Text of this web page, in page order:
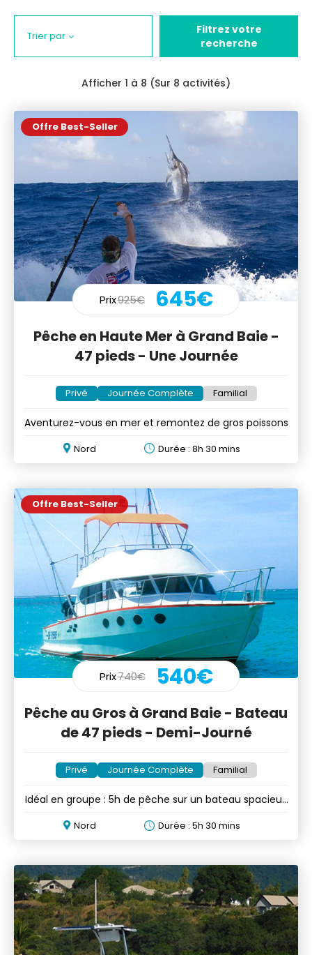
Trier par
Filtrez votre
recherche
Afficher 1 à 8 (Sur 8 activités)
Offre Best-Seller
Prix925€ 645€
Pêche en Haute Mer à Grand Baie -
47 pieds - Une Journée
Privé Journée Complète Familial
Aventurez-vous en mer et remontez de gros poissons
Nord Durée : 8h 30 mins
Offre Best-Seller
Prix740€ 540€
Pêche au Gros à Grand Baie - Bateau
de 47 pieds - Demi-Journé
Privé Journée Complète Familial
Idéal en groupe : 5h de pêche sur un bateau spacieux
Nord Durée : 5h 30 mins